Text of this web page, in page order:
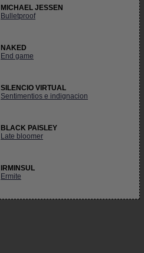
MICHAEL JESSEN
Bulletproof
NAKED
End game
SILENCIO VIRTUAL
Sentimentios e indignacion
BLACK PAISLEY
Late bloomer
IRMINSUL
Ermite